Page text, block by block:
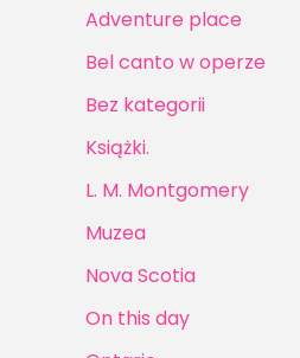
Adventure place
Bel canto w operze
Bez kategorii
Książki.
L. M. Montgomery
Muzea
Nova Scotia
On this day